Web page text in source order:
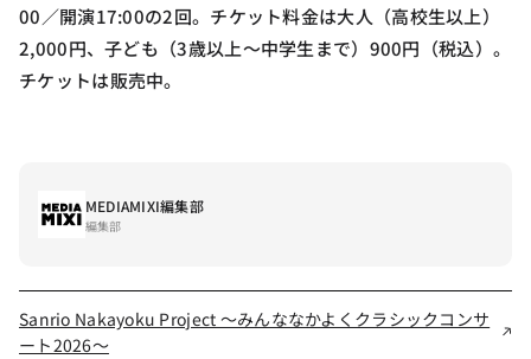
00／開演17:00の2回。チケット料金は大人（高校生以上）
2,000円、子ども（3歳以上〜中学生まで）900円（税込）。
チケットは販売中。
MEDIAMIXI編集部
編集部
Sanrio Nakayoku Project ～みんななかよくクラシックコンサ
ート2026～